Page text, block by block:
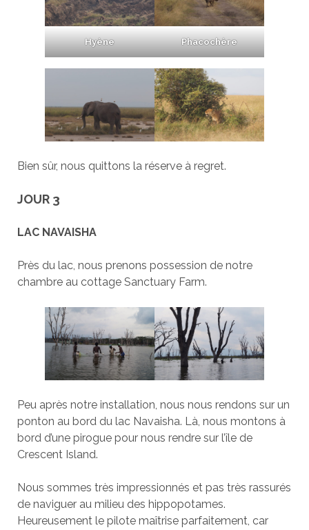
Hyène Phacochère
Bien sûr, nous quittons la réserve à regret.
JOUR 3
LAC NAVAISHA
Près du lac, nous prenons possession de notre
chambre au cottage Sanctuary Farm.
Peu après notre installation, nous nous rendons sur un
ponton au bord du lac Navaisha. Là, nous montons à
bord d’une pirogue pour nous rendre sur l’île de
Crescent Island.
Nous sommes très impressionnés et pas très rassurés
de naviguer au milieu des hippopotames.
Heureusement le pilote maîtrise parfaitement, car